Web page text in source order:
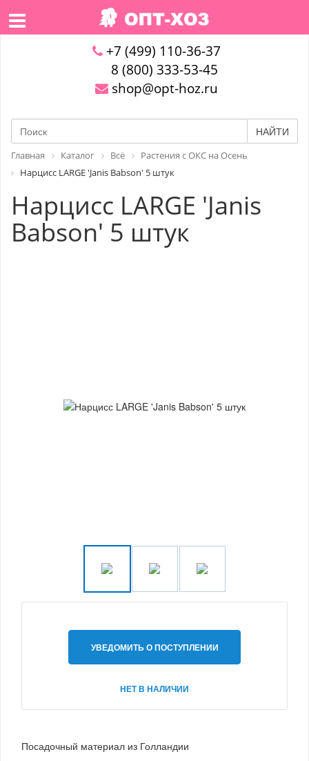
+7 (499) 110-36-37
8 (800) 333-53-45
shop@opt-hoz.ru
НАЙТИ
Главная Каталог Всё
Растения с ОКС на Осень
Нарцисс LARGE 'Janis Babson' 5 штук
Нарцисс LARGE 'Janis
Babson' 5 штук
УВЕДОМИТЬ О ПОСТУПЛЕНИИ
НЕТ В НАЛИЧИИ
Посадочный материал из Голландии